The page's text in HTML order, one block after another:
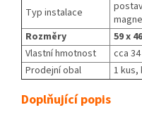
Typ instalace
Rozměry
59 x
Vlastní hmotnost
cca
Prodejní obal
1 kus,
Doplňující popis